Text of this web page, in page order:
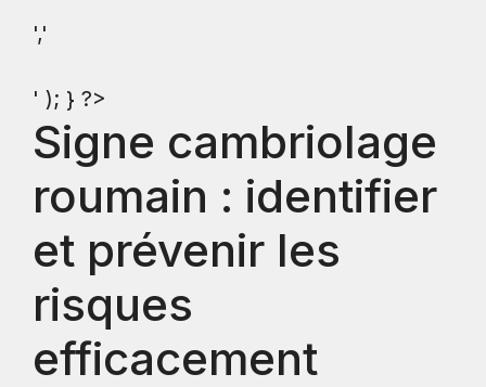
','
' ); } ?>
Signe cambriolage
roumain : identifier
et prévenir les
risques
efficacement